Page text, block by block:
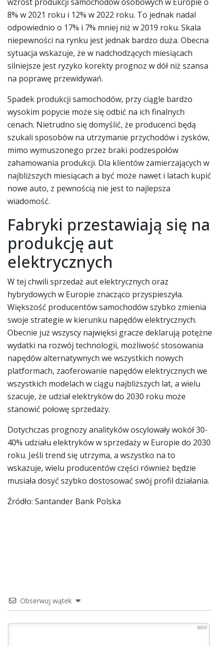
8% w 2021 roku i 12% w 2022 roku. To jednak nadal
odpowiednio o 17% i 7% mniej niż w 2019 roku. Skala
niepewności na rynku jest jednak bardzo duża. Obecna
sytuacja wskazuje, że w nadchodzących miesiącach
silniejsze jest ryzyko korekty prognoz w dół niż szansa
na poprawę przewidywań.
Spadek produkcji samochodów, przy ciągle bardzo
wysokim popycie może się odbić na ich finalnych
cenach. Nietrudno się domyślić, że producenci będą
szukali sposobów na utrzymanie przychodów i zysków,
mimo wymuszonego przez braki podzespołów
zahamowania produkcji. Dla klientów zamierzających w
najbliższych miesiącach a być może nawet i latach kupić
nowe auto, z pewnością nie jest to najlepsza
wiadomość.
Fabryki przestawiają się na
produkcję aut
elektrycznych
W tej chwili sprzedaż aut elektrycznych oraz
hybrydowych w Europie znacząco przyspieszyła.
Większość producentów samochodów szybko zmienia
swoje strategie w kierunku napędów elektrycznych.
Obecnie już wszyscy najwięksi gracze deklarują potężne
wydatki na rozwój technologii, możliwość stosowania
napędów alternatywnych we wszystkich nowych
platformach, zaoferowanie napędów elektrycznych we
wszystkich modelach w ciągu najbliższych lat, a wielu
szacuje, że udział elektryków do 2030 roku może
stanowić połowę sprzedaży.
Dotychczas prognozy analityków oscylowały wokół 30-
40% udziału elektryków w sprzedaży w Europie do 2030
roku. Jeśli trend się utrzyma, a wszystko na to
wskazuje, wielu producentów części również będzie
musiała dosyć szybko dostosować swój profil działania.
Źródło: Santander Bank Polska
Obserwuj wątek
8000